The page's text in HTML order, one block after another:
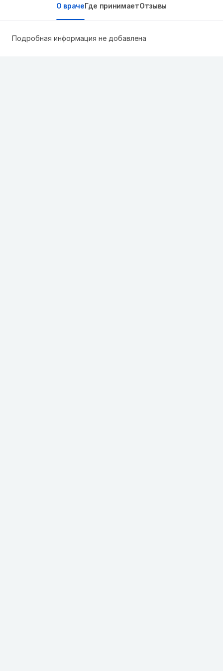
О врачеГде принимаетОтзывы
Подробная информация не добавлена